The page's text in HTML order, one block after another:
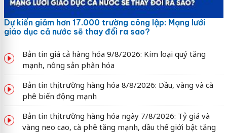
Dự kiến giảm hơn 17.000 trường công lập: Mạng lưới
giáo dục cả nước sẽ thay đổi ra sao?
Bản tin giá cả hàng hóa 9/8/2026: Kim loại quý tăng
mạnh, nông sản phân hóa
Bản tin thị trường hàng hóa 8/8/2026: Dầu, vàng và cà
phê biến động mạnh
Bản tin thị trường hàng hóa ngày 7/8/2026: Tỷ giá và
vàng neo cao, cà phê tăng mạnh, dầu thế giới bật tăng